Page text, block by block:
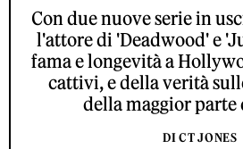
Con due nuove serie in
l'attore di 'Deadwood' e
fama e longevità a
cattivi, e della verità
della maggior parte
DI CT JONES